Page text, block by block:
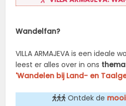
Wandelfan?
VILLA ARMAJEVA is een ideale
leest er alles over in ons
'Wandelen bij Land- en
Ontdek de